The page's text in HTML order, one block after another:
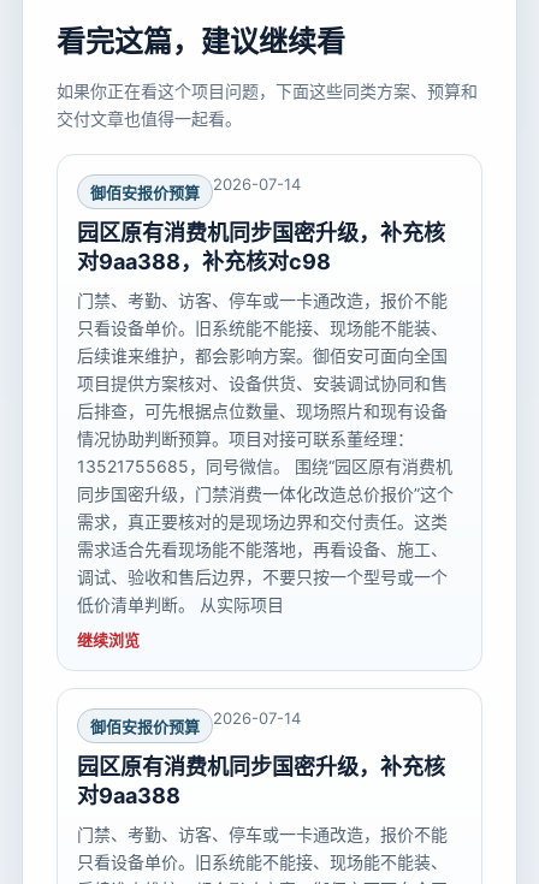
看完这篇，建议继续看
如果你正在看这个项目问题，下面这些同类方案、预算和
交付文章也值得一起看。
御佰安报价预算 2026-07-14
园区原有消费机同步国密升级，补充核
对9aa388，补充核对c98
门禁、考勤、访客、停车或一卡通改造，报价不能
只看设备单价。旧系统能不能接、现场能不能装、
后续谁来维护，都会影响方案。御佰安可面向全国
项目提供方案核对、设备供货、安装调试协同和售
后排查，可先根据点位数量、现场照片和现有设备
情况协助判断预算。项目对接可联系董经理：
13521755685，同号微信。 围绕“园区原有消费机
同步国密升级，门禁消费一体化改造总价报价”这个
需求，真正要核对的是现场边界和交付责任。这类
需求适合先看现场能不能落地，再看设备、施工、
调试、验收和售后边界，不要只按一个型号或一个
低价清单判断。 从实际项目
继续浏览
御佰安报价预算 2026-07-14
园区原有消费机同步国密升级，补充核
对9aa388
门禁、考勤、访客、停车或一卡通改造，报价不能
只看设备单价。旧系统能不能接、现场能不能装、